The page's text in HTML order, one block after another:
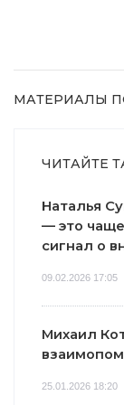
МАТЕРИАЛЫ
ЧИТАЙТЕ
Наталья
— это
сигнал о
09.02.2026 17:05
Михаил
25.01.2026 18:20